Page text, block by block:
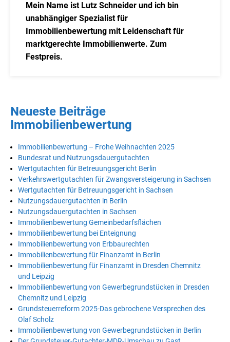
Mein Name ist Lutz Schneider und ich bin
unabhängiger Spezialist für
Immobilienbewertung mit Leidenschaft für
marktgerechte Immobilienwerte. Zum
Festpreis.
Neueste Beiträge
Immobilienbewertung
Immobilienbewertung – Frohe Weihnachten 2025
Bundesrat und Nutzungsdauergutachten
Wertgutachten für Betreuungsgericht Berlin
Verkehrswertgutachten für Zwangsversteigerung in Sachsen
Wertgutachten für Betreuungsgericht in Sachsen
Nutzungsdauergutachten in Berlin
Nutzungsdauergutachten in Sachsen
Immobilienbewertung Gemeinbedarfsflächen
Immobilienbewertung bei Enteignung
Immobilienbewertung von Erbbaurechten
Immobilienbewertung für Finanzamt in Berlin
Immobilienbewertung für Finanzamt in Dresden Chemnitz
und Leipzig
Immobilienbewertung von Gewerbegrundstücken in Dresden
Chemnitz und Leipzig
Grundsteuerreform 2025-Das gebrochene Versprechen des
Olaf Scholz
Immobilienbewertung von Gewerbegrundstücken in Berlin